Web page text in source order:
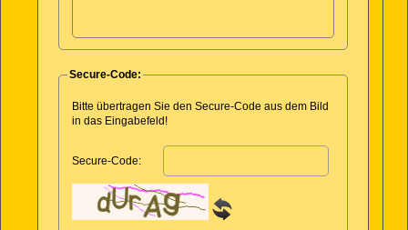
Secure-Code:
Bitte übertragen Sie den Secure-Code aus dem Bild
in das Eingabefeld!
Secure-Code: